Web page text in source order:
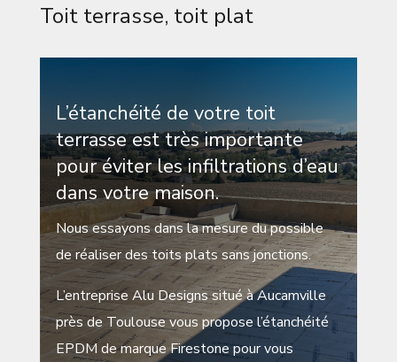
Toit terrasse, toit plat
L’étanchéité de votre toit
terrasse est très importante
pour éviter les infiltrations d’eau
dans votre maison.
Nous essayons dans la mesure du possible
de réaliser des toits plats sans jonctions.
L’entreprise Alu Designs situé à Aucamville
près de Toulouse vous propose l’étanchéité
EPDM de marque Firestone pour vous